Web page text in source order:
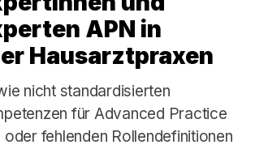
APN in
Hausarztpraxen
nicht standardisierten
für Advanced Practice
fehlenden Rollendefinitionen